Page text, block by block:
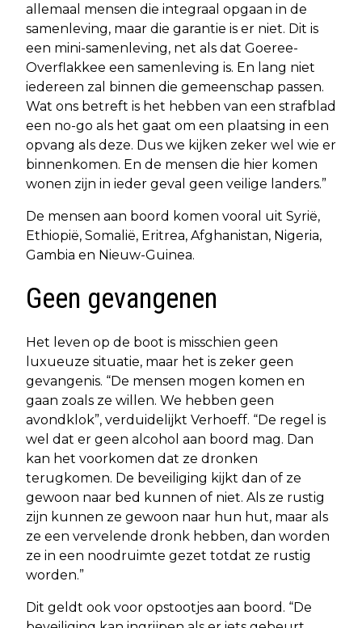
allemaal mensen die integraal opgaan in de
samenleving, maar die garantie is er niet. Dit is
een mini-samenleving, net als dat Goeree-
Overflakkee een samenleving is. En lang niet
iedereen zal binnen die gemeenschap passen.
Wat ons betreft is het hebben van een strafblad
een no-go als het gaat om een plaatsing in een
opvang als deze. Dus we kijken zeker wel wie er
binnenkomen. En de mensen die hier komen
wonen zijn in ieder geval geen veilige landers.”
De mensen aan boord komen vooral uit Syrië,
Ethiopië, Somalië, Eritrea, Afghanistan, Nigeria,
Gambia en Nieuw-Guinea.
Geen gevangenen
Het leven op de boot is misschien geen
luxueuze situatie, maar het is zeker geen
gevangenis. “De mensen mogen komen en
gaan zoals ze willen. We hebben geen
avondklok”, verduidelijkt Verhoeff. “De regel is
wel dat er geen alcohol aan boord mag. Dan
kan het voorkomen dat ze dronken
terugkomen. De beveiliging kijkt dan of ze
gewoon naar bed kunnen of niet. Als ze rustig
zijn kunnen ze gewoon naar hun hut, maar als
ze een vervelende dronk hebben, dan worden
ze in een noodruimte gezet totdat ze rustig
worden.”
Dit geldt ook voor opstootjes aan boord. “De